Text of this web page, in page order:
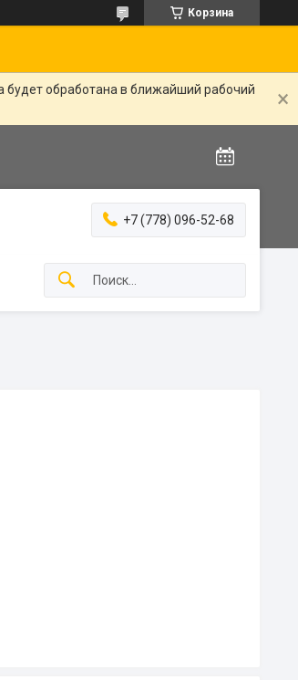
Корзина
будет обработана в ближайший рабочий
+7 (778) 096-52-68